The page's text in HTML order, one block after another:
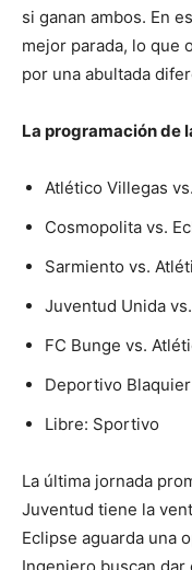
si ganan ambos. En
mejor parada, lo que
por una abultada
La programación de
Atlético Villegas
Cosmopolita vs.
Sarmiento vs.
Juventud Unida
FC Bunge vs.
Deportivo
Libre: Sportivo
La última jornada
Juventud tiene la
Eclipse aguarda una